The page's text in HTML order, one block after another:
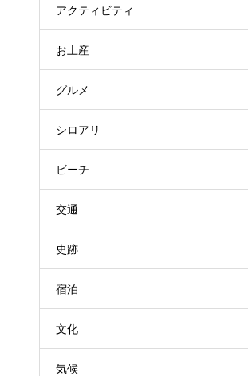
アクティビティ
お土産
グルメ
シロアリ
ビーチ
交通
史跡
宿泊
文化
気候